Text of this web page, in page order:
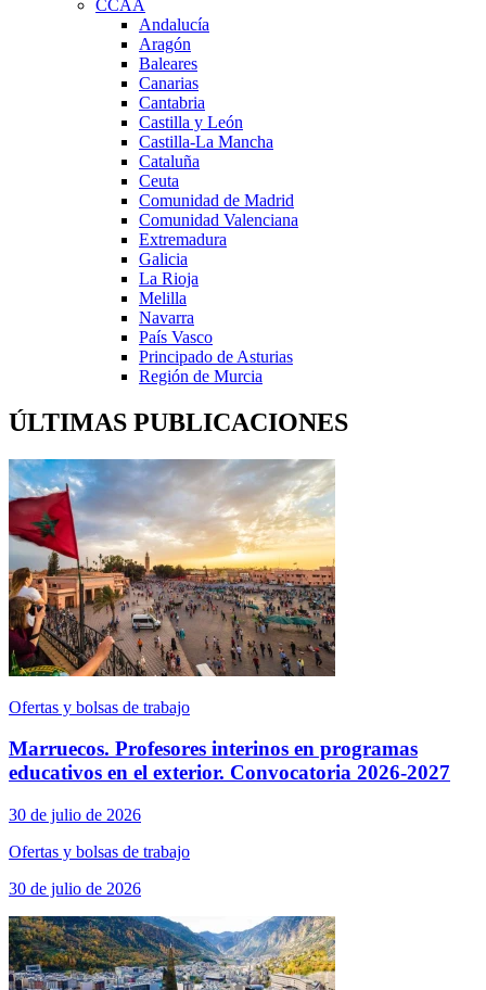
CCAA
Andalucía
Aragón
Baleares
Canarias
Cantabria
Castilla y León
Castilla-La Mancha
Cataluña
Ceuta
Comunidad de Madrid
Comunidad Valenciana
Extremadura
Galicia
La Rioja
Melilla
Navarra
País Vasco
Principado de Asturias
Región de Murcia
ÚLTIMAS PUBLICACIONES
Ofertas y bolsas de trabajo
Marruecos. Profesores interinos en programas
educativos en el exterior. Convocatoria 2026-2027
30 de julio de 2026
Ofertas y bolsas de trabajo
30 de julio de 2026